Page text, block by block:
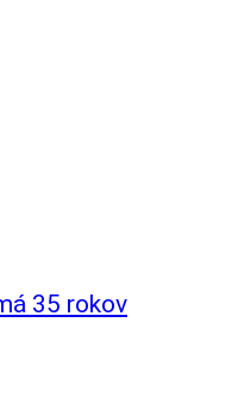
35 rokov